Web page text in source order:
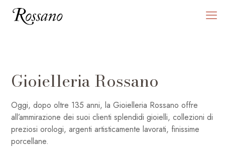
Gioielleria Rossano
Oggi, dopo oltre 135 anni, la Gioielleria Rossano offre
all’ammirazione dei suoi clienti splendidi gioielli, collezioni di
preziosi orologi, argenti artisticamente lavorati, finissime
porcellane.